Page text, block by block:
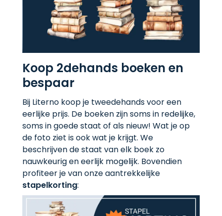
Koop 2dehands boeken en
bespaar
Bij Literno koop je tweedehands voor een
eerlijke prijs. De boeken zijn soms in redelijke,
soms in goede staat of als nieuw! Wat je op
de foto ziet is ook wat je krijgt. We
beschrijven de staat van elk boek zo
nauwkeurig en eerlijk mogelijk. Bovendien
profiteer je van onze aantrekkelijke
stapelkorting: